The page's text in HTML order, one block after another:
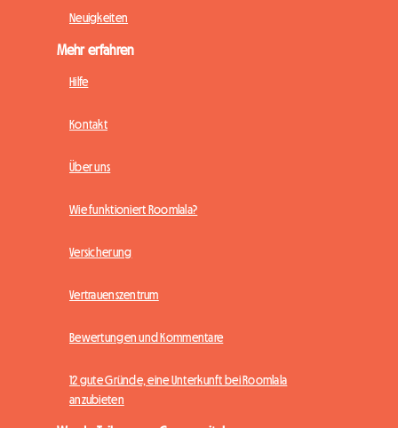
Neuigkeiten
Mehr erfahren
Hilfe
Kontakt
Über uns
Wie funktioniert Roomlala?
Versicherung
Vertrauenszentrum
Bewertungen und Kommentare
12 gute Gründe, eine Unterkunft bei Roomlala
anzubieten